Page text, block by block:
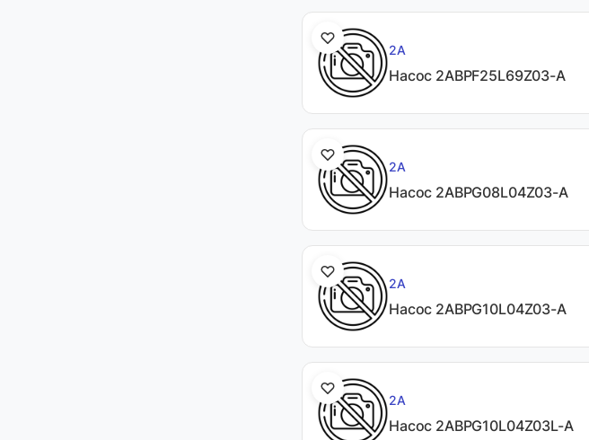
2A
Насос 2ABPF25L69Z03-A
2A
Насос 2ABPG08L04Z03-A
2A
Насос 2ABPG10L04Z03-A
2A
Насос 2ABPG10L04Z03L-A